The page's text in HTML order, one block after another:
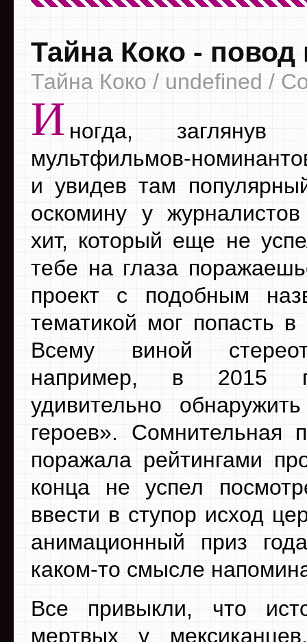
Тайна Коко - повод
Тайна Коко / undefined /
И ногда,
мультфильмов-
и увидев там
оскомину у
хит, который еще не
тебе на глаза
проект с подобным
тематикой мог попасть в
Всему виной
например, в 2015
удивительно
героев».
поражала рейтингами
конца не успел
ввести в ступор исход
анимационный приз
каком-то смысле
Все привыкли, что
мертвых у